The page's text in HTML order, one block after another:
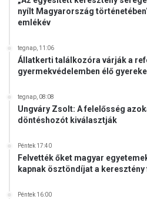
nyílt Magyarország
emlékév
tegnap, 11:06
Állatkerti találkozóra várják a
gyermekvédelemben élő
tegnap, 08:08
Ungváry Zsolt: A felelősség
döntéshozót kiválasztják
Péntek 17:40
Felvették őket magyar
kapnak ösztöndíjat a
Péntek 16:00